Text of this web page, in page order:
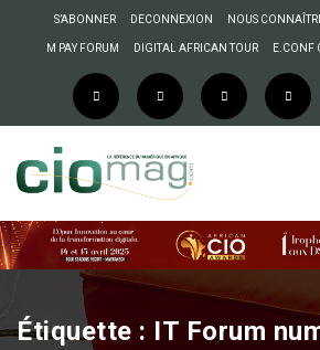
S’ABONNER DECONNEXION NOUS
M PAY FORUM DIGITAL AFRICAN TOUR E.CONF
Étiquette : IT Forum